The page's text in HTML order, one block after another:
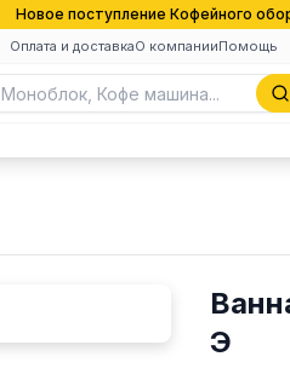
Новое поступление Кофейного
Оплата и доставкаО компанииПомощь
Э